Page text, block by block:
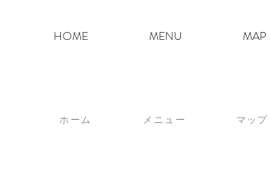
HOME MENU MAP
ホーム メニュー マップ